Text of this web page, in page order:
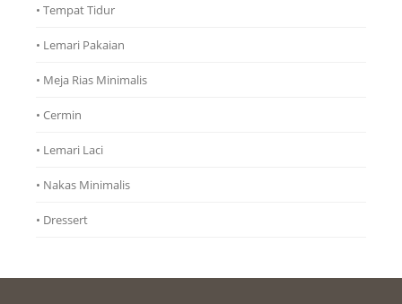
• Tempat Tidur
• Lemari Pakaian
• Meja Rias Minimalis
• Cermin
• Lemari Laci
• Nakas Minimalis
• Dressert